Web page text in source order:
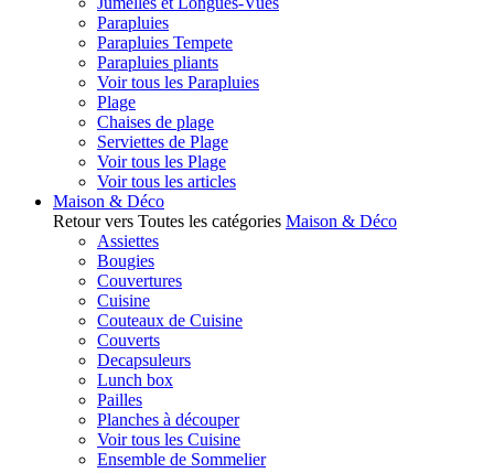
Parapluies
Parapluies Tempete
Parapluies pliants
Voir tous les Parapluies
Plage
Chaises de plage
Serviettes de Plage
Voir tous les Plage
Voir tous les articles
Maison & Déco
Retour vers Toutes les catégories Maison & Déco
Assiettes
Bougies
Couvertures
Cuisine
Couteaux de Cuisine
Couverts
Decapsuleurs
Lunch box
Pailles
Planches à découper
Voir tous les Cuisine
Ensemble de Sommelier